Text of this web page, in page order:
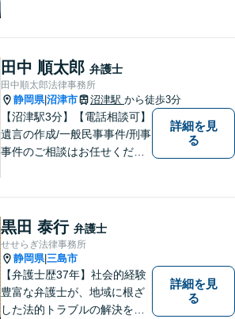
とを心がけています。 ご移動
が困難な方については、病院
や施設などへの訪問相談も対
応。 まずはご相談ください。
【駐車場有】
田中 順太郎 弁護士
田中順太郎法律事務所
静岡県|沼津市 沼津駅 から徒歩3分
【沼津駅3分】【電話相談可】
遺言の作成/一般民事事件/刑事
事件のご相談はお任せくださ
いたします。まずはお気軽に
ご相談ください。
詳細を見
る
黒田 泰行 弁護士
せせらぎ法律事務所
静岡県| 三島市
【弁護士歴37年】社会的経験
豊富な弁護士が、地域に根ざ
した法的トラブルの解決を目
詳細を見
る